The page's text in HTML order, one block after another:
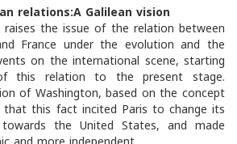
relations:A Galilean vision
raises the issue of the relation between
France under the evolution and the
on the international scene, starting
this relation to the present stage.
of Washington, based on the concept
this fact incited Paris to change its
the United States, and made